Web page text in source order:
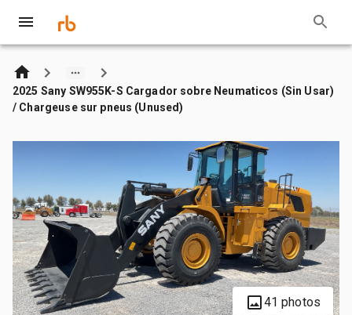
2025 Sany SW955K-S Cargador sobre Neumaticos (Sin Usar)
/ Chargeuse sur pneus (Unused)
41 photos